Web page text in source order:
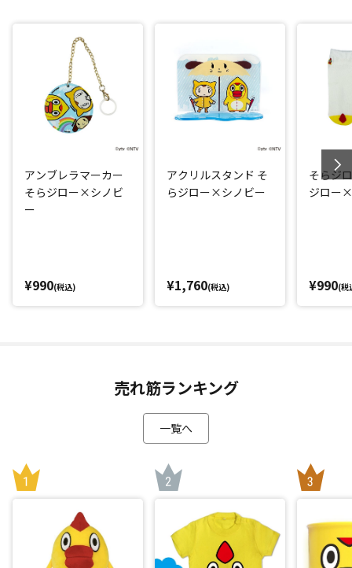
アンブレラマーカー
そらジロー×シノビ
ー
¥990(税込)
アクリルスタンド そ
らジロー×シノビー
¥1,760(税込)
そらジ
ジロー
¥990(税
売れ筋ランキング
一覧へ